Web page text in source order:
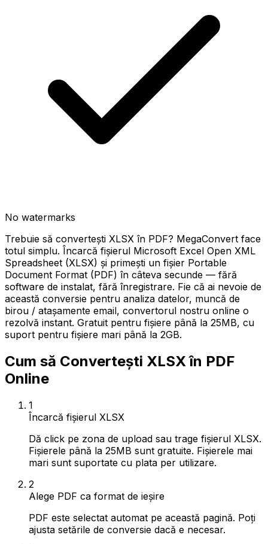
No watermarks
Trebuie să convertești XLSX în PDF? MegaConvert face
totul simplu. Încarcă fișierul Microsoft Excel Open XML
Spreadsheet (XLSX) și primești un fișier Portable
Document Format (PDF) în câteva secunde — fără
software de instalat, fără înregistrare. Fie că ai nevoie de
această conversie pentru analiza datelor, muncă de
birou / atașamente email, convertorul nostru online o
rezolvă instant. Gratuit pentru fișiere până la 25MB, cu
suport pentru fișiere mari până la 2GB.
Cum să Convertești XLSX în PDF
Online
1
Încarcă fișierul XLSX
Dă click pe zona de upload sau trage fișierul XLSX.
Fișierele până la 25MB sunt gratuite. Fișierele mai
mari sunt suportate cu plata per utilizare.
2
Alege PDF ca format de ieșire
PDF este selectat automat pe această pagină. Poți
ajusta setările de conversie dacă e necesar.